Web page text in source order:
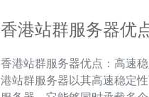
香港站群服务器优
香港站群服务器优点：高速稳
港站群服务器以其高速稳定